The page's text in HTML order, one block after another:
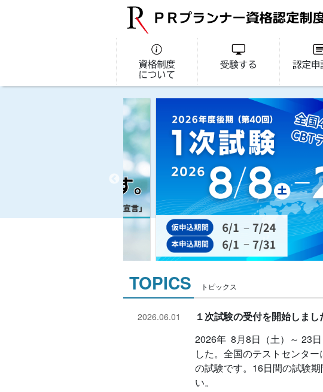
TOPICS トピックス
2026.06.01 １次試験の受付を開始しまし
2026年 8月8日（土）～ 23
した。全国のテストセンタ
の試験です。16日間の試験
い。